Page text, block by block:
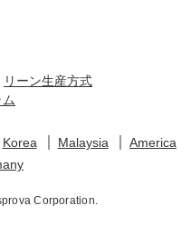
リーン生産方式
Korea Malaysia
America
Corporation.